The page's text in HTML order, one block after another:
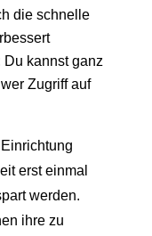
die schnelle
kannst ganz
Zugriff auf
erst einmal
werden.
ihre zu